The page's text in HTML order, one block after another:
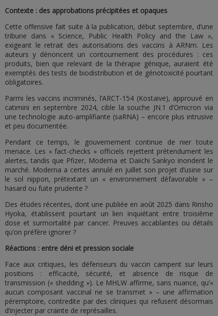
Contexte : des approbations précipitées et opaques
Cette offensive fait suite à la publication, début septembre, d’une
tribune dans « Science, Public Health Policy and the Law »,
exigeant le retrait des autorisations des vaccins à ARNm. Les
auteurs y dénoncent un contournement des procédures : ces
produits, bien que relevant de la thérapie génique, auraient été
exemptés des tests de biodistribution et de génotoxicité pourtant
obligatoires.
Parmi les vaccins incriminés, l’ARCT-154 (Kostaive), approuvé en
catimini en septembre 2024, cible la souche JN.1 d’Omicron via
une technologie auto-amplifiante (saRNA) – encore plus intrusive
et peu documentée.
Pendant ce temps, le gouvernement continue de nier toute
menace. Les « fact-checks » officiels rejettent prétendument les
alertes, tandis que Pfizer, Moderna et Daiichi Sankyo inondent le
marché. Moderna a certes annulé en juillet son projet d’usine sur
le sol nippon, prétextant un « environnement défavorable » –
hasard ou fuite prudente ?
Des études récentes, dont une publiée en août 2025 dans Rinsho
Hyoka, établissent pourtant un lien inquiétant entre troisième
dose et surmortalité par cancer. Preuves accablantes ou détails
qu’on préfère ignorer ?
Réactions : entre déni et pression sociale
Face aux critiques, les défenseurs du vaccin campent sur leurs
positions : efficacité, sécurité, et absence de risque de
transmission (« shedding »). Le MHLW affirme, sans nuance, qu’«
aucun composant vaccinal ne se transmet » – une affirmation
péremptoire, contredite par des cliniques qui refusent désormais
d’injecter par crainte de représailles.